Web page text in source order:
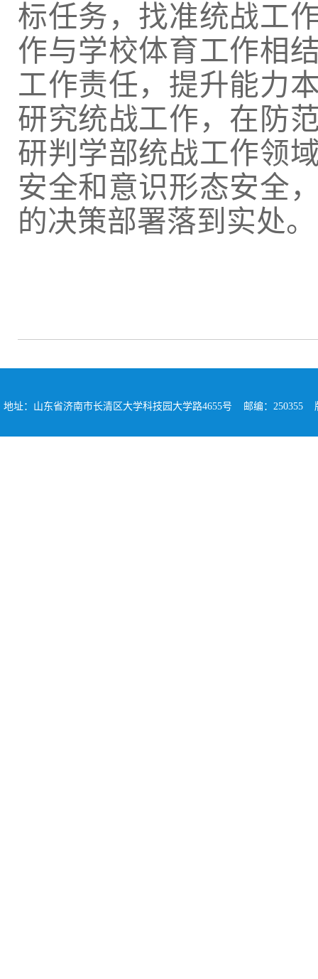
标任务，找准统战工
作与学校体育工作相
工作责任，提升能力
研究统战工作，在防
研判学部统战工作领
安全和意识形态安全
的决策部署落到实处。
地址：山东省济南市长清区大学科技园大学路4655号 邮编：250355